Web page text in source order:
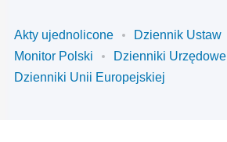
Akty ujednolicone
Dziennik Ustaw
Monitor Polski
Dzienniki Urzędowe
Dzienniki Unii Europejskiej